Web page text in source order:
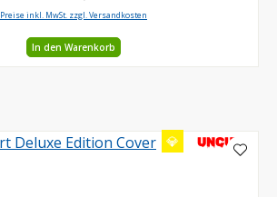
Preise inkl. MwSt. zzgl. Versandkosten
In den Warenkorb
💎 UNCUT